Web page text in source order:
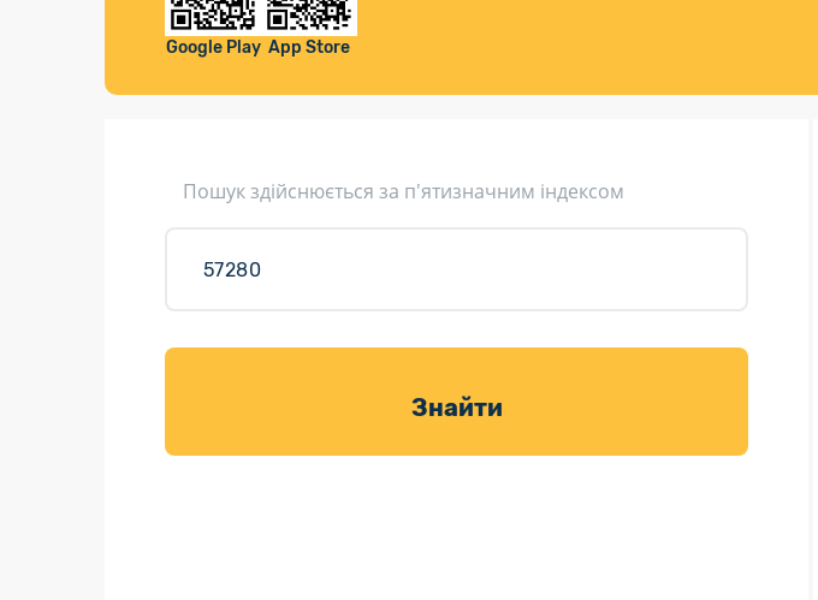
Листи та листівки
Доставка товарів для саду
Google Play App Store
Пошук здійснюється за п'ятизначним індексом
Знайти